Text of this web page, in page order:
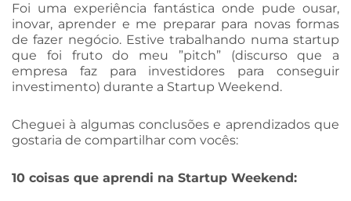
Foi uma experiência fantástica onde pude ousar,
inovar, aprender e me preparar para novas formas
de fazer negócio. Estive trabalhando numa startup
que foi fruto do meu ”pitch” (discurso que a
empresa faz para investidores para conseguir
investimento) durante a Startup Weekend.
Cheguei à algumas conclusões e aprendizados que
gostaria de compartilhar com vocês:
10 coisas que aprendi na Startup Weekend: